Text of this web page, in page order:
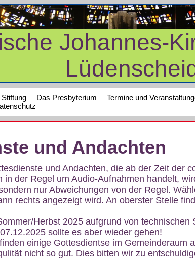
Johannes-
Stiftung Das Presbyterium Termine und
und Andachten
und Andachten, die ab der Zeit der
in der Regel um Audio-Aufnahmen handelt,
nur Abweichungen von der Regel.
rechts angezeigt wird. An oberster Stelle
Herbst 2025 aufgrund von technischen
sollte es aber wieder gehen!
einige Gottesdientse im Gemeinderaum
nicht so gut. Dies bitten wir zu